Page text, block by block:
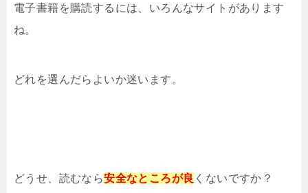
電子書籍を購読するには、いろんなサイトがあります
ね。
どれを選んだらよいか迷います。
どうせ、読むなら安全なところが良 くないですか？